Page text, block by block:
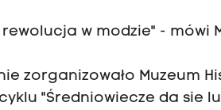
w modzie" - mówi
zorganizowało Muzeum
"Średniowiecze da sie